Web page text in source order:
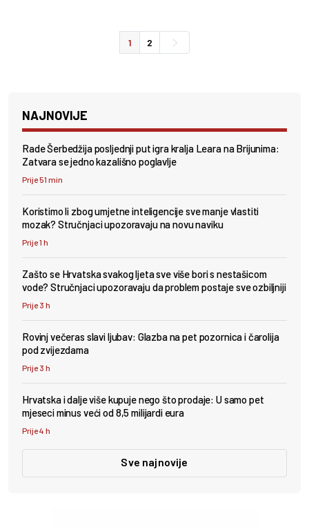
1 2
NAJNOVIJE
Rade Šerbedžija posljednji put igra kralja Leara na Brijunima:
Zatvara se jedno kazališno poglavlje
Prije 51 min
Koristimo li zbog umjetne inteligencije sve manje vlastiti
mozak? Stručnjaci upozoravaju na novu naviku
Prije 1 h
Zašto se Hrvatska svakog ljeta sve više bori s nestašicom
vode? Stručnjaci upozoravaju da problem postaje sve ozbiljniji
Prije 3 h
Rovinj večeras slavi ljubav: Glazba na pet pozornica i čarolija
pod zvijezdama
Prije 3 h
Hrvatska i dalje više kupuje nego što prodaje: U samo pet
mjeseci minus veći od 8,5 milijardi eura
Prije 4 h
Sve najnovije